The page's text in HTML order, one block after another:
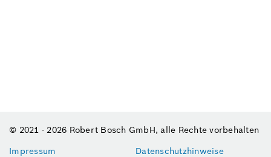
© 2021 - 2026 Robert Bosch GmbH, alle Rechte vorbehalten
Impressum
Datenschutzhinweise